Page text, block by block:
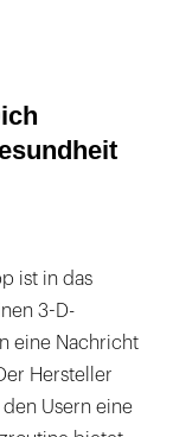
ist in das
3-D-
eine Nachricht
Hersteller
Usern eine